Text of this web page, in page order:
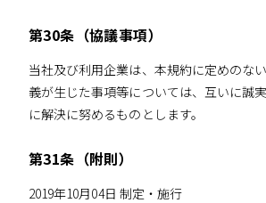
第30条（協議事項）
当社及び利用企業は、本規約に定めのな
義が生じた事項等については、互いに誠
に解決に努めるものとします。
第31条（附則）
2019年10月04日 制定・施行